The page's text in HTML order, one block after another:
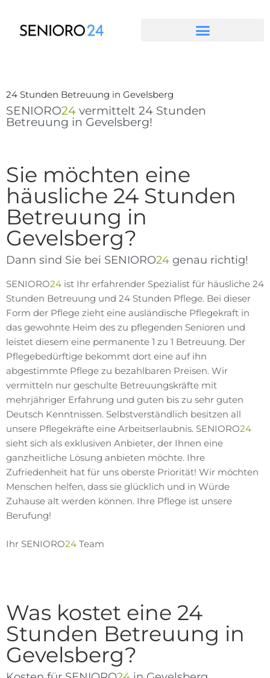
springen
24 Stunden Betreuung in Gevelsberg
SENIORO24 vermittelt 24 Stunden
Betreuung in Gevelsberg!
Sie möchten eine
häusliche 24 Stunden
Betreuung in
Gevelsberg?
Dann sind Sie bei SENIORO24 genau richtig!
SENIORO24 ist Ihr erfahrender Spezialist für häusliche 24
Stunden Betreuung und 24 Stunden Pflege. Bei dieser
Form der Pflege zieht eine ausländische Pflegekraft in
das gewohnte Heim des zu pflegenden Senioren und
leistet diesem eine permanente 1 zu 1 Betreuung. Der
Pflegebedürftige bekommt dort eine auf ihn
abgestimmte Pflege zu bezahlbaren Preisen. Wir
vermitteln nur geschulte Betreuungskräfte mit
mehrjähriger Erfahrung und guten bis zu sehr guten
Deutsch Kenntnissen. Selbstverständlich besitzen all
unsere Pflegekräfte eine Arbeitserlaubnis. SENIORO24
sieht sich als exklusiven Anbieter, der Ihnen eine
ganzheitliche Lösung anbieten möchte. Ihre
Zufriedenheit hat für uns oberste Priorität! Wir möchten
Menschen helfen, dass sie glücklich und in Würde
Zuhause alt werden können. Ihre Pflege ist unsere
Berufung!
Ihr SENIORO24 Team
Was kostet eine 24
Stunden Betreuung in
Gevelsberg?